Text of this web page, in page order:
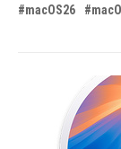
#macOS26